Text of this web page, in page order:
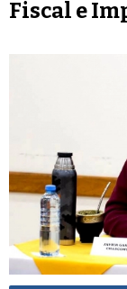
Fiscal e